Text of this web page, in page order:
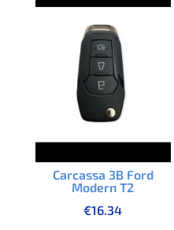
Carcassa 3B Ford
Modern T2
€16.34